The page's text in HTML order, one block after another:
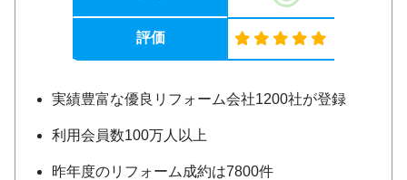
評価
実績豊富な優良リフォーム会社1200社が登録
利用会員数100万人以上
昨年度のリフォーム成約は7800件